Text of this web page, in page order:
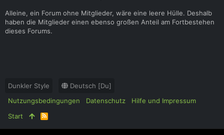
Alleine, ein Forum ohne Mitglieder, wäre eine leere Hülle. Deshalb
haben die Mitglieder einen ebenso großen Anteil am Fortbestehen
dieses Forums.
Dunkler Style
Deutsch [Du]
Nutzungsbedingungen
Datenschutz
Hilfe und Impressum
Start
R
S
S